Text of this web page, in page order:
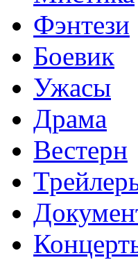
Фэнтези
Боевик
Ужасы
Драма
Вестерн